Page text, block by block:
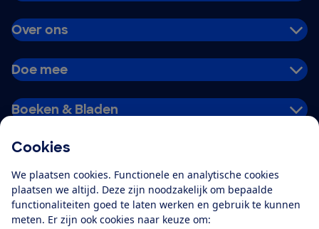
Cookies
We plaatsen cookies. Functionele en analytische cookies
plaatsen we altijd. Deze zijn noodzakelijk om bepaalde
functionaliteiten goed te laten werken en gebruik te kunnen
meten. Er zijn ook cookies naar keuze om:
Over ons
Doe mee
Boeken & Bladen
Alles over de